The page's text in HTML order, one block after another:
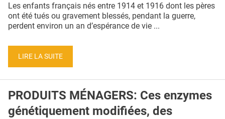
PUBLICITÉ
CONTACT
Les enfants français nés entre 1914 et 1916 dont les pères
ont été tués ou gravement blessés, pendant la guerre,
perdent environ un an d’espérance de vie ...
LIRE LA SUITE
PRODUITS MÉNAGERS: Ces enzymes
génétiquement modifiées, des